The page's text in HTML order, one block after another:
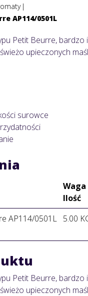
AP114/0501L
Petit Beurre, bardzo
upieczonych
surowce
Ilość
AP114/0501L 5.00
Petit Beurre, bardzo
upieczonych